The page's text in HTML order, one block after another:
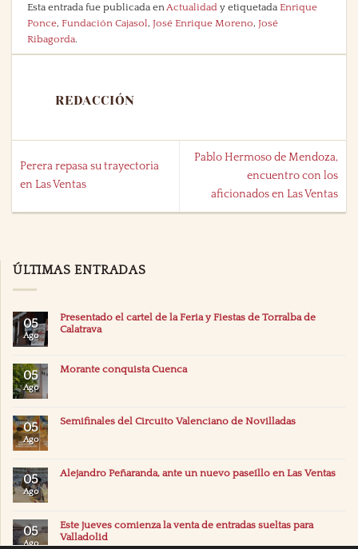
Esta entrada fue publicada enActualidad y etiquetadaEnrique
Ponce,Fundación Cajasol,José Enrique Moreno,José
Ribagorda.
REDACCIÓN
Perera repasa su trayectoria
en Las Ventas
Pablo Hermoso de Mendoza,
encuentro con los
aficionados en Las Ventas
ÚLTIMAS ENTRADAS
05
Ago
Presentado el cartel de la Feria y Fiestas de Torralba de
Calatrava
05
Ago
Morante conquista Cuenca
05
Ago
Semifinales del Circuito Valenciano de Novilladas
05
Ago
Alejandro Peñaranda, ante un nuevo paseíllo en Las Ventas
05
Ago
Este jueves comienza la venta de entradas sueltas para
Valladolid